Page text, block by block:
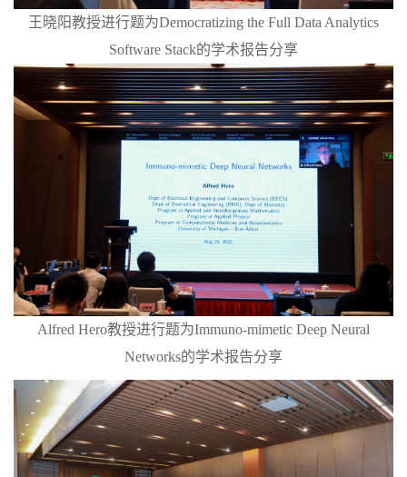
王晓阳教授进行题为Democratizing the Full Data Analytics
Software Stack的学术报告分享
Alfred Hero教授进行题为Immuno-mimetic Deep Neural
Networks的学术报告分享